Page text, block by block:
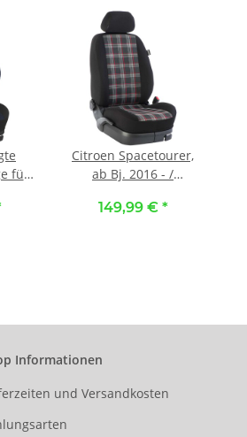
für
Citroen Spacetourer,
ab Bj. 2016 - /
Vordersitzbezüge (2
149,99 € *
Informationen
und Versandkosten